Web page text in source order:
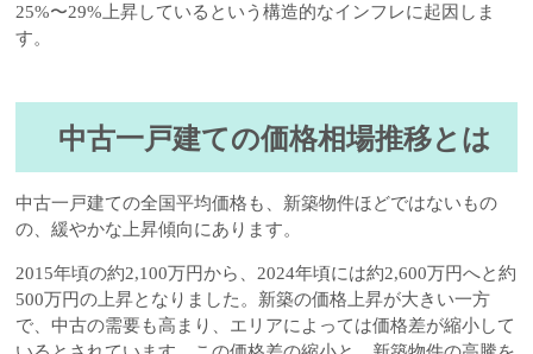
25%〜29%上昇しているという構造的なインフレに起因しま
す。
中古一戸建ての価格相場推移とは
中古一戸建ての全国平均価格も、新築物件ほどではないもの
の、緩やかな上昇傾向にあります。
2015年頃の約2,100万円から、2024年頃には約2,600万円へと約
500万円の上昇となりました。新築の価格上昇が大きい一方
で、中古の需要も高まり、エリアによっては価格差が縮小して